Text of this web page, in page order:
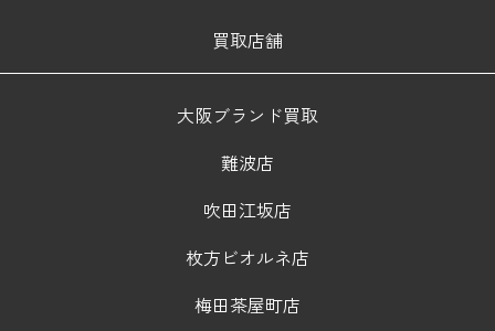
買取店舗
大阪ブランド買取
難波店
吹田江坂店
枚方ビオルネ店
梅田茶屋町店